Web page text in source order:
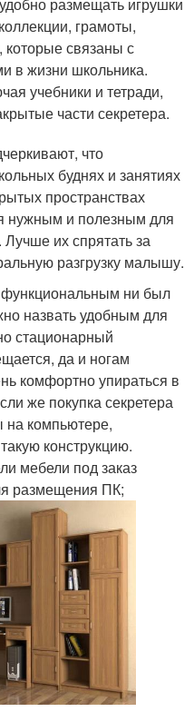
грамоты,
связаны с
в жизни школьника.
учебники и тетради,
части секретера.
что
буднях и занятиях
пространствах
нужным и полезным для
их спрятать за
разгрузку малышу.
ни был
назвать удобным для
стационарный
да и ногам
комфортно упираться в
же покупка секретера
на компьютере,
конструкцию.
мебели под заказ
размещения ПК;